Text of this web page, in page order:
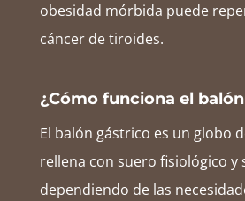
obesidad mórbida puede
cáncer de tiroides.
¿Cómo funciona el
El balón gástrico es un globo
rellena con suero fisiológico y
dependiendo de las